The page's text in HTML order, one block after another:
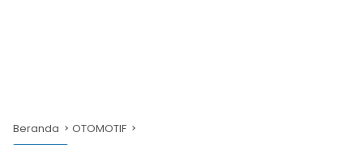
Beranda OTOMOTIF